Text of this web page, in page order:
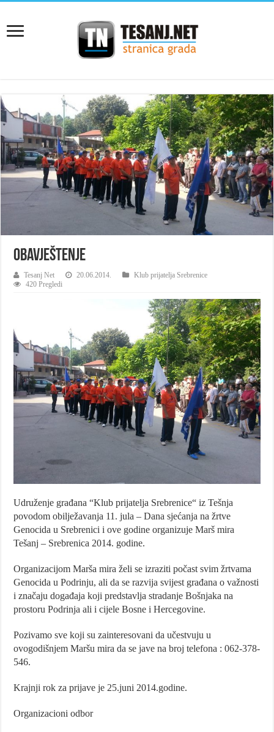
Obavještenje
Tesanj Net 20.06.2014.
Klub prijatelja Srebrenice
420 Pregledi
Udruženje građana “Klub prijatelja Srebrenice“ iz Tešnja
povodom obilježavanja 11. jula – Dana sjećanja na žrtve
Genocida u Srebrenici i ove godine organizuje Marš mira
Tešanj – Srebrenica 2014. godine.
Organizacijom Marša mira želi se izraziti počast svim žrtvama
Genocida u Podrinju, ali da se razvija svijest građana o važnosti
i značaju događaja koji predstavlja stradanje Bošnjaka na
prostoru Podrinja ali i cijele Bosne i Hercegovine.
Pozivamo sve koji su zainteresovani da učestvuju u
ovogodišnjem Maršu mira da se jave na broj telefona : 062-378-
546.
Krajnji rok za prijave je 25.juni 2014.godine.
Organizacioni odbor